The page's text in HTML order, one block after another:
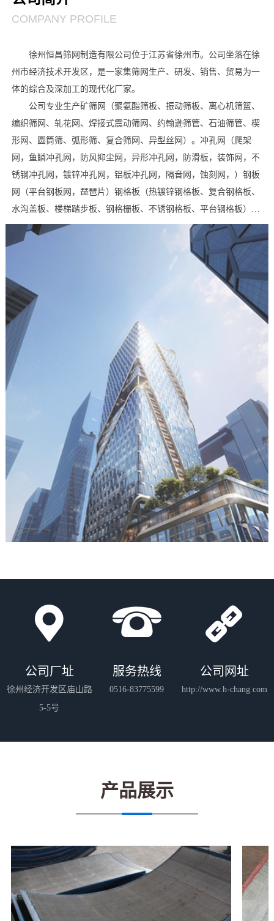
COMPANY PROFILE
徐州恒昌筛网制造有限公司位于江苏省徐州市。公司坐落在徐
州市经济技术开发区，是一家集筛网生产、研发、销售、贸易为一
体的综合及深加工的现代化厂家。
公司专业生产矿筛网（聚氨酯筛板、振动筛板、离心机筛篮、
编织筛网、轧花网、焊接式震动筛网、约翰逊筛管、石油筛管、楔
形网、圆筒筛、弧形筛、复合筛网、异型丝网）。冲孔网（爬架
网，鱼鳞冲孔网，防风抑尘网，异形冲孔网，防滑板，装饰网，不
锈钢冲孔网，镀锌冲孔网，铝板冲孔网，隔音网，蚀刻网，）钢板
网（平台钢板网，琵琶片）钢格板（热镀锌钢格板、复合钢格板、
水沟盖板、楼梯踏步板、钢格栅板、不锈钢格板、平台钢格板）。
此外本公司还有剪板折弯、焊接、喷漆、整平、抛光、镀锌、浸
塑、卷圆成型等常规业务。
公司拥有***生产设备，雄厚的技术力量，科学的工艺流程，
完善的质量检测体系。本公司所生产的筛网广泛应用于矿山、煤
炭、石油、化肥、粮食、食盐、环保装饰等行业。
公司恪守"顾客至上、质量保证"的宗旨。均采用优质原材料，
做到严把质量关。承蒙各界朋友的协助与支持，公司将不断发展壮
大。全体员工热诚欢迎海内外客商前来参观访问，共谋发展。
公司厂址
徐州经济开发区庙山路
5-5号
服务热线
0516-83775599
公司网址
http://www.h-chang.com
产品展示